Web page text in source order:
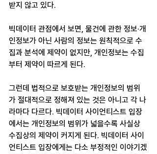
받지 않고 있다.
빅데이터 관점에서 보면, 물건에 관한 정보·개
인정보가 아닌 사람의 정보는 원칙적으로 수
집과 분석에 제약이 없지만, 개인정보는 수집
부터 제약이 따르게 된다.
그런데 법적으로 보호받는 개인정보의 범위
가 절대적으로 정해져 있는 것은 아니고 각 나
라마다 다르다. 빅데이터 사이언티스트 입장
에서는 개인정보의 범위가 넓을수록 사실상
수집상의 제약이 커지게 된다. 빅데이터 사이
언티스트 입장에게는 다소 부정적인 이야기겠